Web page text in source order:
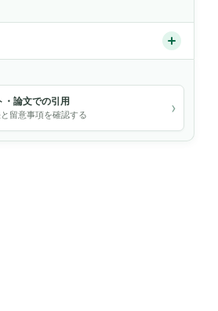
・論文での引用
留意事項を確認する ›